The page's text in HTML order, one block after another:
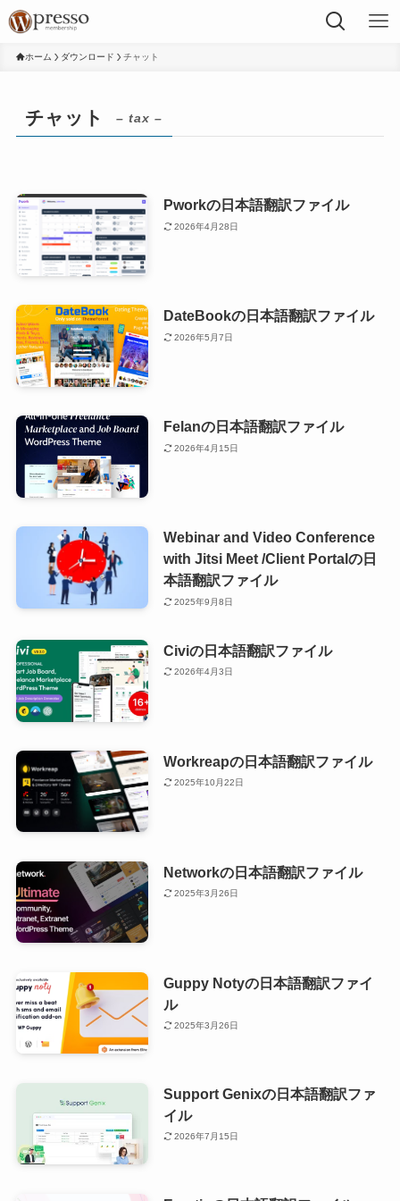
ホーム ダウンロード チャット
チャット – tax –
Pworkの日本語翻訳ファイル
2026年4月28日
DateBookの日本語翻訳ファイル
2026年5月7日
Felanの日本語翻訳ファイル
2026年4月15日
Webinar and Video Conference
with Jitsi Meet /Client Portalの日
本語翻訳ファイル
2025年9月8日
Civiの日本語翻訳ファイル
2026年4月3日
Workreapの日本語翻訳ファイル
2025年10月22日
Networkの日本語翻訳ファイル
2025年3月26日
Guppy Notyの日本語翻訳ファイ
ル
2025年3月26日
Support Genixの日本語翻訳ファ
イル
2026年7月15日